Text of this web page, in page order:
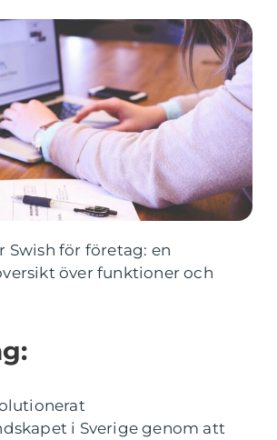
Swish för företag: en
över funktioner och
i Sverige genom att